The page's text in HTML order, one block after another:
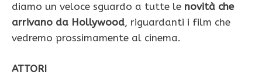
diamo un veloce sguardo a tutte le novità che
arrivano da Hollywood, riguardanti i film che
vedremo prossimamente al cinema.
ATTORI